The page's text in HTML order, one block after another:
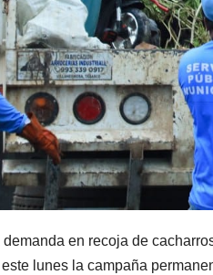
demanda en recoja de
lunes la campaña